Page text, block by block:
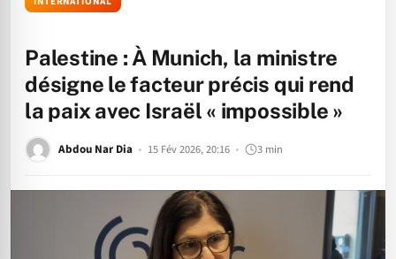
Palestine : À Munich, la ministre
désigne le facteur précis qui rend
la paix avec Israël « impossible »
Abdou Nar Dia 15 Fév 2026, 20:16 3 min